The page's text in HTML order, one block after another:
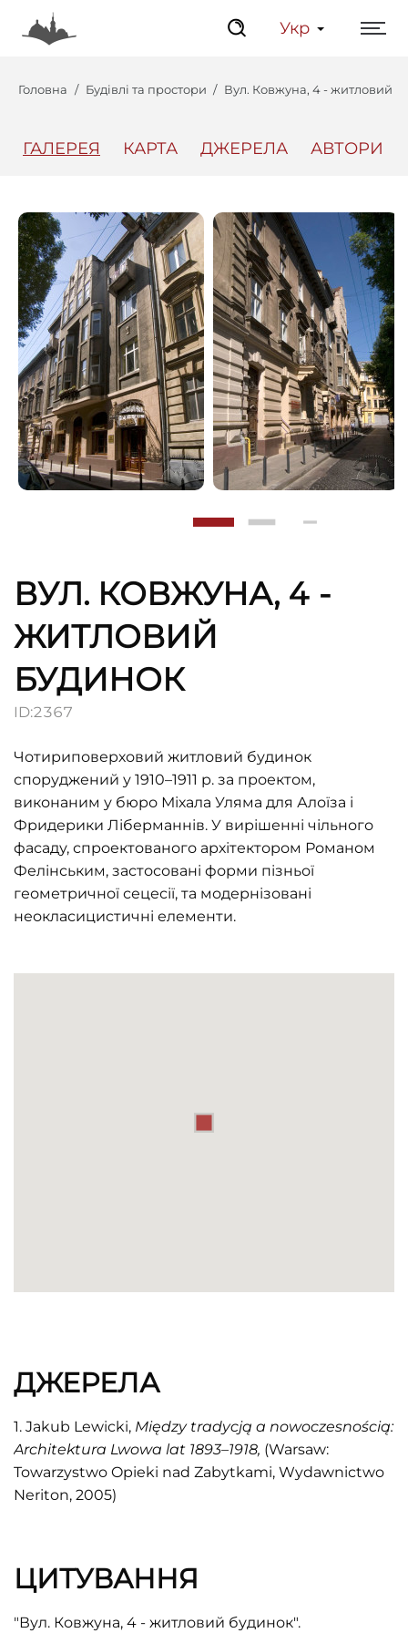
Укр
Головна Будівлі та простори Вул. Ковжуна, 4 - житловий
ГАЛЕРЕЯ КАРТА ДЖЕРЕЛА АВТОРИ
ВУЛ. КОВЖУНА, 4 -
ЖИТЛОВИЙ
БУДИНОК
ID:2367
Чотириповерховий житловий будинок
споруджений у 1910–1911 р. за проектом,
виконаним у бюро Міхала Уляма для Алоїза і
Фридерики Ліберманнів. У вирішенні чільного
фасаду, спроектованого архітектором Романом
Фелінським, застосовані форми пізньої
геометричної сецесії, та модернізовані
неокласицистичні елементи.
ДЖЕРЕЛА
1. Jakub Lewicki, Między tradycją a nowoczesnością:
Architektura Lwowa lat 1893–1918, (Warsaw:
Towarzystwo Opieki nad Zabytkami, Wydawnictwo
Neriton, 2005)
ЦИТУВАННЯ
"Вул. Ковжуна, 4 - житловий будинок".